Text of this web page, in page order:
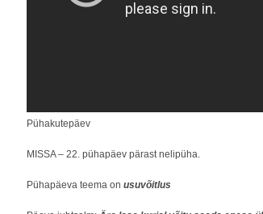
Pühakutepäev
MISSA – 22. pühapäev pärast nelipüha.
Pühapäeva teema on usuvõitlus